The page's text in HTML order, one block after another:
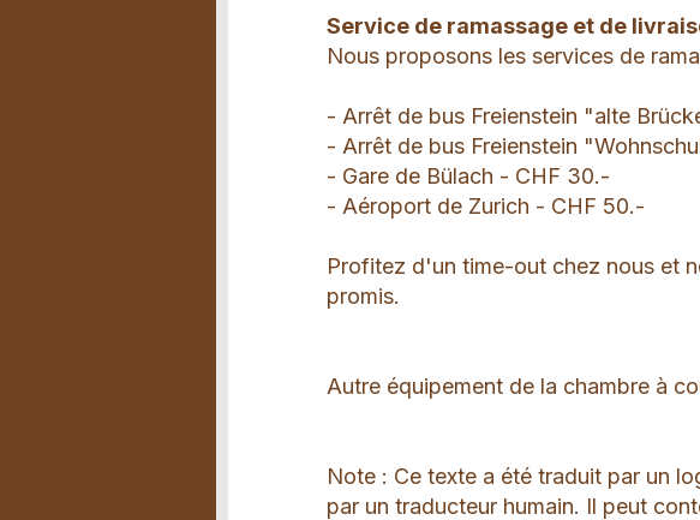
Service de ramassage et de
Nous proposons les services de
- Arrêt de bus Freienstein "alte
- Arrêt de bus Freienstein
- Gare de Bülach - CHF 30.-
- Aéroport de Zurich - CHF 50.-
Profitez d'un time-out chez nous et
promis.
Autre équipement de la chambre à
Note : Ce texte a été traduit par un
par un traducteur humain. Il peut